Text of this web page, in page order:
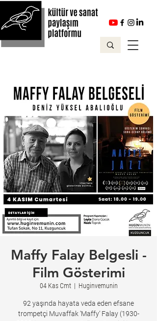
Maffy Falay Belgesli -
Film Gösterimi
04 Kas Cmt
  |
Huginvemunin
92 yaşında hayata veda eden efsane
trompetçi Muvaffak ‘Maffy‘ Falay (1930-